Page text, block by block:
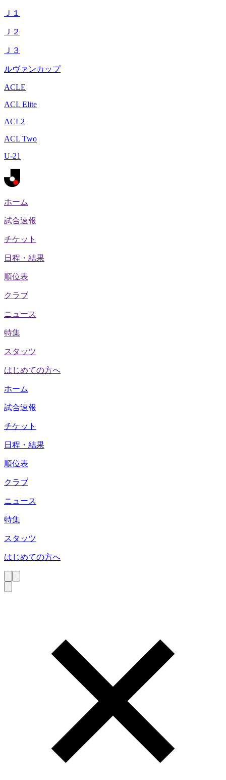
Ｊ１
Ｊ２
Ｊ３
ルヴァンカップ
ACLE
ACL Elite
ACL2
ACL Two
U-21
ホーム
試合速報
チケット
日程・結果
順位表
クラブ
ニュース
特集
スタッツ
はじめての方へ
ホーム
試合速報
チケット
日程・結果
順位表
クラブ
ニュース
特集
スタッツ
はじめての方へ